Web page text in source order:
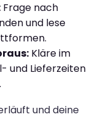
Frage nach
und lese
Kläre im
und Lieferzeiten
und deine